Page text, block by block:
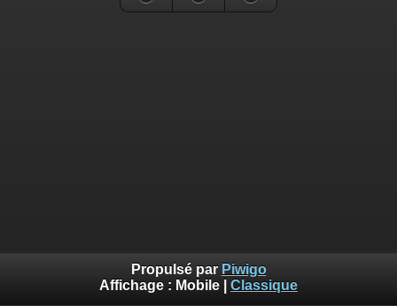
Propulsé par Piwigo
Affichage : Mobile Classique